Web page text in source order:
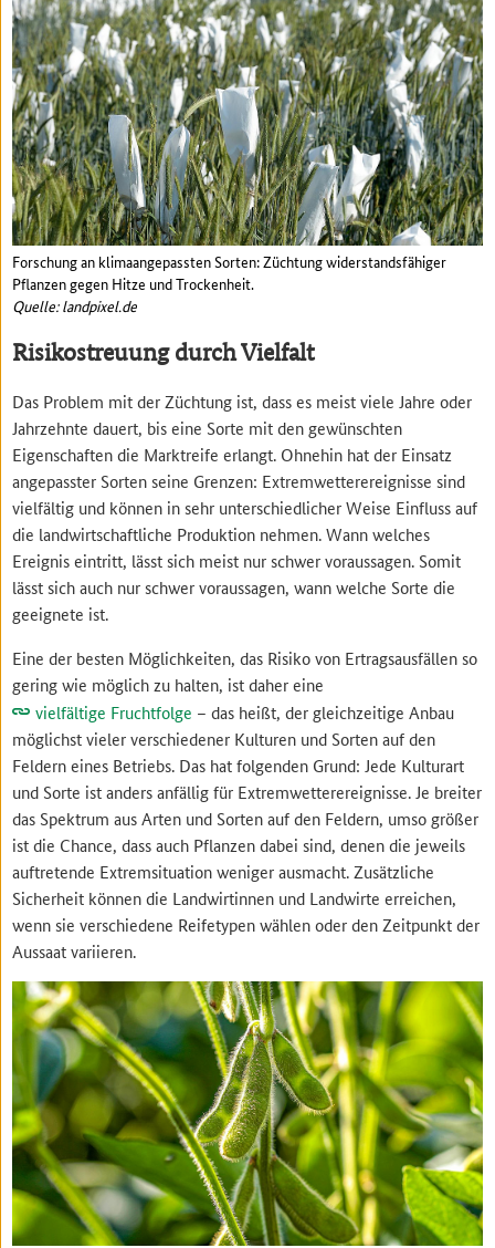
Forschung an klimaangepassten Sorten: Züchtung widerstandsfähiger
Pflanzen gegen Hitze und Trockenheit.
Quelle: landpixel.de
Risikostreuung durch Vielfalt
Das Problem mit der Züchtung ist, dass es meist viele Jahre oder
Jahrzehnte dauert, bis eine Sorte mit den gewünschten
Eigenschaften die Marktreife erlangt. Ohnehin hat der Einsatz
angepasster Sorten seine Grenzen: Extremwetterereignisse sind
vielfältig und können in sehr unterschiedlicher Weise Einfluss auf
die landwirtschaftliche Produktion nehmen. Wann welches
Ereignis eintritt, lässt sich meist nur schwer voraussagen. Somit
lässt sich auch nur schwer voraussagen, wann welche Sorte die
geeignete ist.
Eine der besten Möglichkeiten, das Risiko von Ertragsausfällen so
gering wie möglich zu halten, ist daher eine
vielfältige Fruchtfolge – das heißt, der gleichzeitige Anbau
möglichst vieler verschiedener Kulturen und Sorten auf den
Feldern eines Betriebs. Das hat folgenden Grund: Jede Kulturart
und Sorte ist anders anfällig für Extremwetterereignisse. Je breiter
das Spektrum aus Arten und Sorten auf den Feldern, umso größer
ist die Chance, dass auch Pflanzen dabei sind, denen die jeweils
auftretende Extremsituation weniger ausmacht. Zusätzliche
Sicherheit können die Landwirtinnen und Landwirte erreichen,
wenn sie verschiedene Reifetypen wählen oder den Zeitpunkt der
Aussaat variieren.